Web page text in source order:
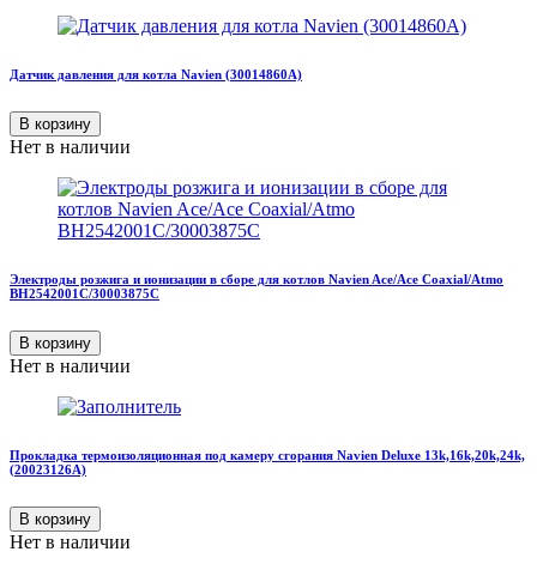
Датчик давления для котла Navien (30014860A)
В корзину
Нет в наличии
Электроды розжига и ионизации в сборе для котлов Navien Ace/Ace Coaxial/Atmo
BH2542001C/30003875C
В корзину
Нет в наличии
Прокладка термоизоляционная под камеру сгорания Navien Deluxe 13k,16k,20k,24k,
(20023126А)
В корзину
Нет в наличии